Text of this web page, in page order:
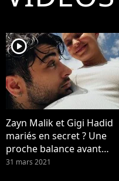
player2
Zayn Malik et Gigi Hadid
mariés en secret ? Une
proche balance avant
d'assurer s'être trompée
31 mars 2021